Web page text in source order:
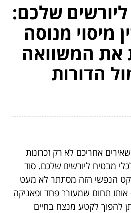
שלכם:
מיסוי מנוסה
את המשוואה
הדורות
אחריכם לא רק זכרונות
מבטיח ליורשים שלכם. סוד
הנפשי הזה מסתתר לא מעט
תחום שמעורר פחד ופאניקה
להפוך לקטע מנצח בחיים